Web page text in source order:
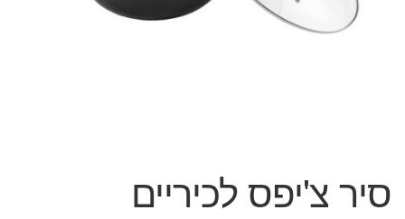
המותגים שלנו
תשלום
סיר צ'יפס לכיריים